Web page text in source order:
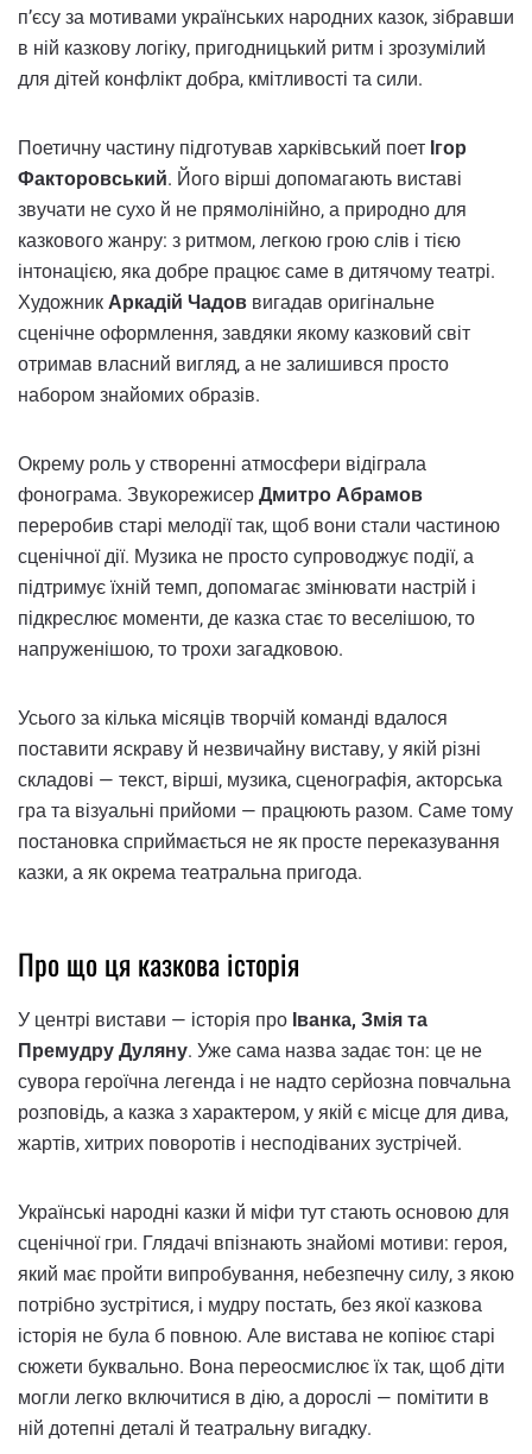
п’єсу за мотивами українських народних казок, зібравши
в ній казкову логіку, пригодницький ритм і зрозумілий
для дітей конфлікт добра, кмітливості та сили.
Поетичну частину підготував харківський поет Ігор
Факторовський. Його вірші допомагають виставі
звучати не сухо й не прямолінійно, а природно для
казкового жанру: з ритмом, легкою грою слів і тією
інтонацією, яка добре працює саме в дитячому театрі.
Художник Аркадій Чадов вигадав оригінальне
сценічне оформлення, завдяки якому казковий світ
отримав власний вигляд, а не залишився просто
набором знайомих образів.
Окрему роль у створенні атмосфери відіграла
фонограма. Звукорежисер Дмитро Абрамов
переробив старі мелодії так, щоб вони стали частиною
сценічної дії. Музика не просто супроводжує події, а
підтримує їхній темп, допомагає змінювати настрій і
підкреслює моменти, де казка стає то веселішою, то
напруженішою, то трохи загадковою.
Усього за кілька місяців творчій команді вдалося
поставити яскраву й незвичайну виставу, у якій різні
складові — текст, вірші, музика, сценографія, акторська
гра та візуальні прийоми — працюють разом. Саме тому
постановка сприймається не як просте переказування
казки, а як окрема театральна пригода.
Про що ця казкова історія
У центрі вистави — історія про Іванка, Змія та
Премудру Дуляну. Уже сама назва задає тон: це не
сувора героїчна легенда і не надто серйозна повчальна
розповідь, а казка з характером, у якій є місце для дива,
жартів, хитрих поворотів і несподіваних зустрічей.
Українські народні казки й міфи тут стають основою для
сценічної гри. Глядачі впізнають знайомі мотиви: героя,
який має пройти випробування, небезпечну силу, з якою
потрібно зустрітися, і мудру постать, без якої казкова
історія не була б повною. Але вистава не копіює старі
сюжети буквально. Вона переосмислює їх так, щоб діти
могли легко включитися в дію, а дорослі — помітити в
ній дотепні деталі й театральну вигадку.